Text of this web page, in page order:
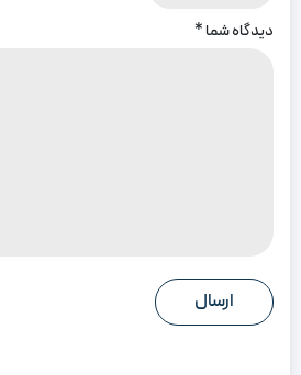
دیدگاه شما*